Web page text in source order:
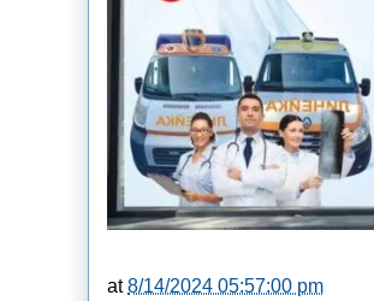
at8/14/2024 05:57:00 pm